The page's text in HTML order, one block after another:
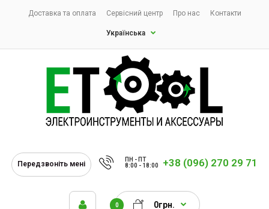
Доставка та оплата Сервісний центр Про нас Контакти
Українська
Передзвоніть мені
ПН - ПТ
8:00 - 18:00
+38 (096) 270 29 71
0 0грн.